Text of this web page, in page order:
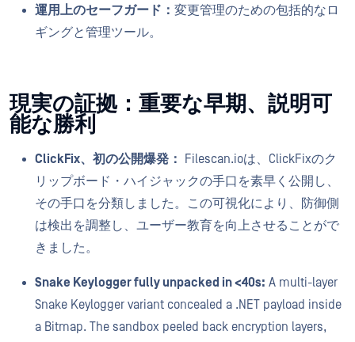
運用上のセーフガード： 変更管理のための包括的なロ
ギングと管理ツール。
現実の証拠：重要な早期、説明可
能な勝利
ClickFix、初の公開爆発：
Filescan.ioは、ClickFixのク
リップボード・ハイジャックの手口を素早く公開し、
その手口を分類しました。この可視化により、防御側
は検出を調整し、ユーザー教育を向上させることがで
きました。
Snake Keylogger fully unpacked in <40s: A multi-layer
Snake Keylogger variant concealed a .NET payload inside
a Bitmap. The sandbox peeled back encryption layers,